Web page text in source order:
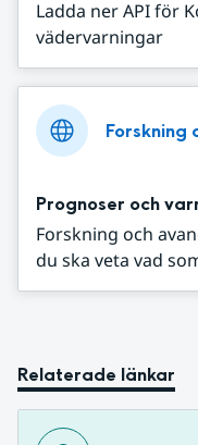
Ladda ner API för
vädervarningar
Forskning
Prognoser och
Forskning och
du ska veta vad
Relaterade länkar